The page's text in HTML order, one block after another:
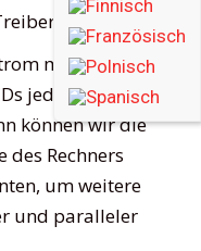
müssen wir
jeder Kette und
können wir die
Rechners
um weitere
und paralleler